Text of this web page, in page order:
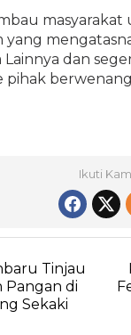
dan
pihak
Ikuti
Tinjau
Pangan di
Sekaki